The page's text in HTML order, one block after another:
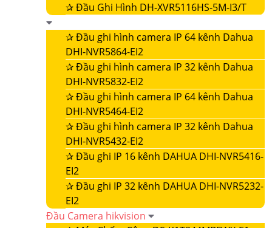
✰Đầu Ghi Hình DH-XVR5116HS-5M-I3/T
✰Đầu ghi hình camera IP 64 kênh Dahua
DHI-NVR5864-EI2
✰Đầu ghi hình camera IP 32 kênh Dahua
DHI-NVR5832-EI2
✰Đầu ghi hình camera IP 64 kênh Dahua
DHI-NVR5464-EI2
✰Đầu ghi hình camera IP 32 kênh Dahua
DHI-NVR5432-EI2
✰Đầu ghi IP 16 kênh DAHUA DHI-NVR5416-
EI2
✰Đầu ghi IP 32 kênh DAHUA DHI-NVR5232-
EI2
Đầu Camera hikvision